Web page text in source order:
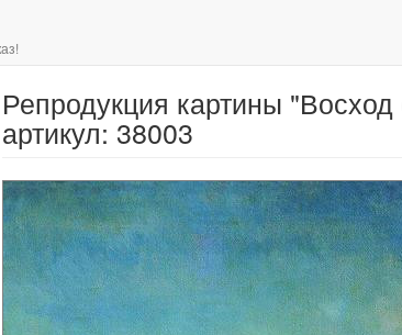
Репродукция картины
артикул: 38003